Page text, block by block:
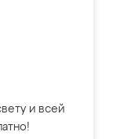
и всей